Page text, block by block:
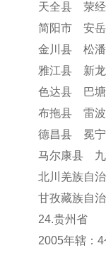
天全县 荥
简阳市 安
金川县 松
雅江县 新
色达县 巴
布拖县 雷
德昌县 冕
马尔康县
北川羌族自
甘孜藏族自
24.贵州省
2005年辖：